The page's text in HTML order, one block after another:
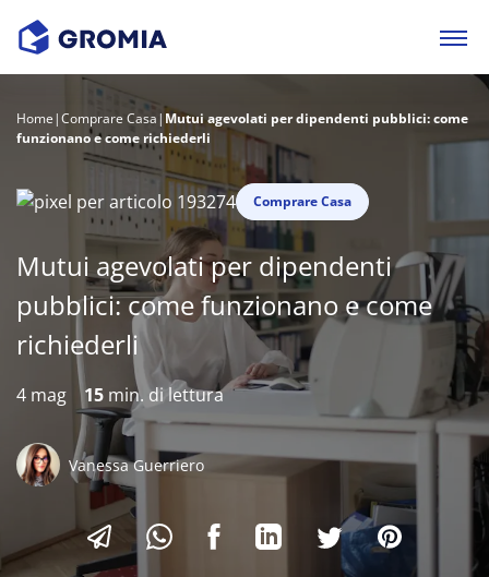
Home |Comprare Casa| Mutui agevolati per dipendenti pubblici: come
funzionano e come richiederli
Comprare Casa
Mutui agevolati per dipendenti
pubblici: come funzionano e come
richiederli
4 mag 15 min. di lettura
Vanessa Guerriero